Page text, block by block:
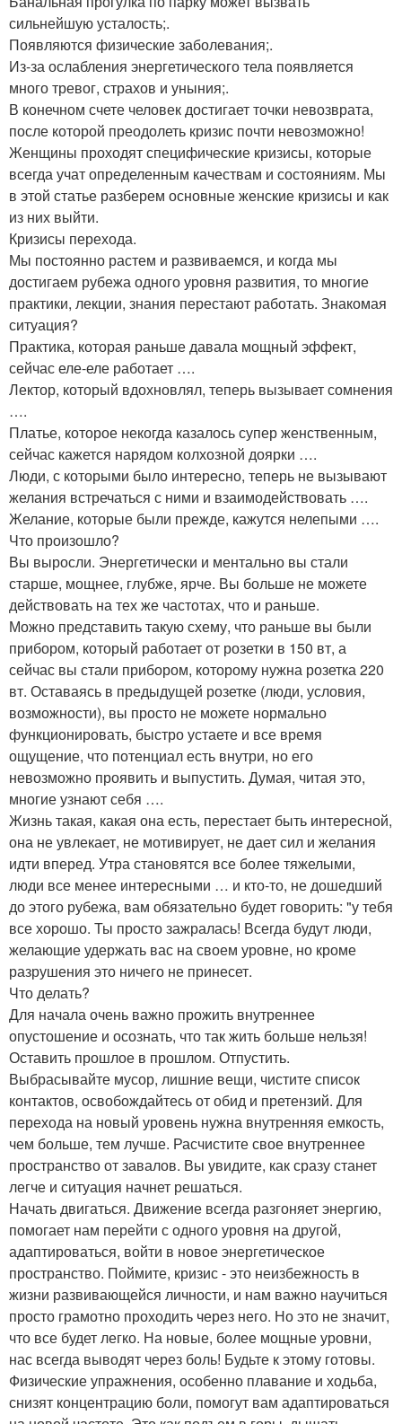
сильнейшую усталость;.
Появляются физические заболевания;.
Из-за ослабления энергетического тела появляется
много тревог, страхов и уныния;.
В конечном счете человек достигает точки невозврата,
после которой преодолеть кризис почти невозможно!
Женщины проходят специфические кризисы, которые
всегда учат определенным качествам и состояниям. Мы
в этой статье разберем основные женские кризисы и как
из них выйти.
Кризисы перехода.
Мы постоянно растем и развиваемся, и когда мы
достигаем рубежа одного уровня развития, то многие
практики, лекции, знания перестают работать. Знакомая
ситуация?
Практика, которая раньше давала мощный эффект,
сейчас еле-еле работает ….
Лектор, который вдохновлял, теперь вызывает сомнения
….
Платье, которое некогда казалось супер женственным,
сейчас кажется нарядом колхозной доярки ….
Люди, с которыми было интересно, теперь не вызывают
желания встречаться с ними и взаимодействовать ….
Желание, которые были прежде, кажутся нелепыми ….
Что произошло?
Вы выросли. Энергетически и ментально вы стали
старше, мощнее, глубже, ярче. Вы больше не можете
действовать на тех же частотах, что и раньше.
Можно представить такую схему, что раньше вы были
прибором, который работает от розетки в 150 вт, а
сейчас вы стали прибором, которому нужна розетка 220
вт. Оставаясь в предыдущей розетке (люди, условия,
возможности), вы просто не можете нормально
функционировать, быстро устаете и все время
ощущение, что потенциал есть внутри, но его
невозможно проявить и выпустить. Думая, читая это,
многие узнают себя ….
Жизнь такая, какая она есть, перестает быть интересной,
она не увлекает, не мотивирует, не дает сил и желания
идти вперед. Утра становятся все более тяжелыми,
люди все менее интересными … и кто-то, не дошедший
до этого рубежа, вам обязательно будет говорить: "у тебя
все хорошо. Ты просто зажралась! Всегда будут люди,
желающие удержать вас на своем уровне, но кроме
разрушения это ничего не принесет.
Что делать?
Для начала очень важно прожить внутреннее
опустошение и осознать, что так жить больше нельзя!
Оставить прошлое в прошлом. Отпустить.
Выбрасывайте мусор, лишние вещи, чистите список
контактов, освобождайтесь от обид и претензий. Для
перехода на новый уровень нужна внутренняя емкость,
чем больше, тем лучше. Расчистите свое внутреннее
пространство от завалов. Вы увидите, как сразу станет
легче и ситуация начнет решаться.
Начать двигаться. Движение всегда разгоняет энергию,
помогает нам перейти с одного уровня на другой,
адаптироваться, войти в новое энергетическое
пространство. Поймите, кризис - это неизбежность в
жизни развивающейся личности, и нам важно научиться
просто грамотно проходить через него. Но это не значит,
что все будет легко. На новые, более мощные уровни,
нас всегда выводят через боль! Будьте к этому готовы.
Физические упражнения, особенно плавание и ходьба,
снизят концентрацию боли, помогут вам адаптироваться